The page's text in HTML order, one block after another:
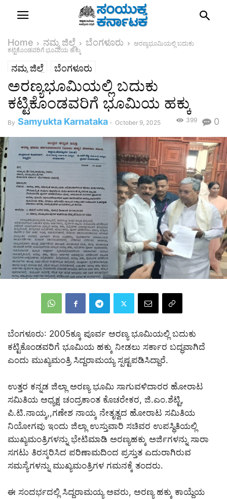
Home ನಮ್ಮ ಜಿಲ್ಲೆ ಬೆಂಗಳೂರು
ಅರಣ್ಯಭೂಮಿಯಲ್ಲಿ ಬದುಕು
ಕಟ್ಟಿಕೊಂಡವರಿಗೆ ಭೂಮಿಯ ಹಕ್ಕು
ನಮ್ಮ ಜಿಲ್ಲೆ ಬೆಂಗಳೂರು
ಅರಣ್ಯಭೂಮಿಯಲ್ಲಿ ಬದುಕು
ಕಟ್ಟಿಕೊಂಡವರಿಗೆ ಭೂಮಿಯ ಹಕ್ಕು
By Samyukta Karnataka - October 9, 2025 0
399
ಬೆಂಗಳೂರು: 2005ಕ್ಕೂ ಪೂರ್ವ ಅರಣ್ಯ ಭೂಮಿಯಲ್ಲಿ ಬದುಕು
ಕಟ್ಟಿಕೊಂಡವರಿಗೆ ಭೂಮಿಯ ಹಕ್ಕು ನೀಡಲು ಸರ್ಕಾರ ಬದ್ಧವಾಗಿದೆ
ಎಂದು ಮುಖ್ಯಮಂತ್ರಿ ಸಿದ್ದರಾಮಯ್ಯ ಸ್ಪಷ್ಟಪಡಿಸಿದ್ದಾರೆ.
ಉತ್ತರ ಕನ್ನಡ ಜಿಲ್ಲಾ ಅರಣ್ಯ ಭೂಮಿ ಸಾಗುವಳಿದಾರರ ಹೋರಾಟ
ಸಮಿತಿಯ ಅಧ್ಯಕ್ಷ ಚಂದ್ರಕಾಂತ ಕೊಚರೇಕರ, ಜಿ.ಎಂ.ಶೆಟ್ಟಿ,
ಪಿ.ಟಿ.ನಾಯ್ಕ,,ಗಣೇಶ ನಾಯ್ಕ ನೇತೃತ್ವದ ಹೋರಾಟ ಸಮಿತಿಯ
ನಿಯೋಗವು ಇಂದು ಜಿಲ್ಲಾ ಉಸ್ತುವಾರಿ ಸಚಿವರ ಉಪಸ್ಥಿತಿಯಲ್ಲಿ
ಮುಖ್ಯಮಂತ್ರಿಗಳನ್ನು ಭೇಟಿಮಾಡಿ ಅರಣ್ಯಹಕ್ಕು ಅರ್ಜಿಗಳನ್ನು ಸಾರಾ
ಸಗಟು ತಿರಸ್ಕರಿಸಿದ ಪರಿಣಾಮದಿಂದ ಪ್ರಸ್ತುತ ಎದುರಾಗಿರುವ
ಸಮಸ್ಯೆಗಳನ್ನು ಮುಖ್ಯಮಂತ್ರಿಗಳ ಗಮನಕ್ಕೆ ತಂದರು.
ಈ ಸಂದರ್ಭದಲ್ಲಿ ಸಿದ್ದರಾಮಯ್ಯ ಅವರು, ಅರಣ್ಯ ಹಕ್ಕು ಕಾಯ್ದೆಯ